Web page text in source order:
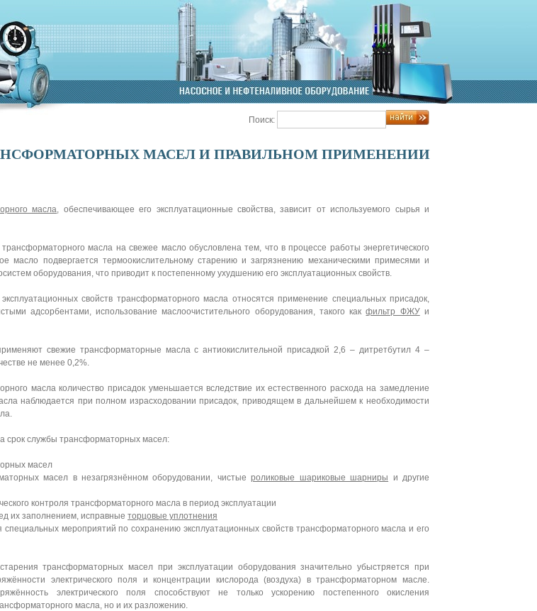
Поиск:
МАСЕЛ И ПРАВИЛЬНОМ ПРИМЕНЕНИИ
масла, обеспечивающее его эксплуатационные свойства, зависит от используемого сырья и
масла на свежее масло обусловлена тем, что в процессе работы энергетического
масло подвергается термоокислительному старению и загрязнению механическими примесями и
оборудования, что приводит к постепенному ухудшению его эксплуатационных свойств.
свойств трансформаторного масла относятся применение специальных присадок,
адсорбентами, использование маслоочистительного оборудования, такого какфильтр ФЖУи
свежие трансформаторные масла с антиокислительной присадкой 2,6 – дитретбутил 4 –
не менее 0,2%.
масла количество присадок уменьшается вследствие их естественного расхода на замедление
наблюдается при полном израсходовании присадок, приводящем в дальнейшем к необходимости
службы трансформаторных масел:
масел
масел в незагрязнённом оборудовании, чистыероликовые шариковые шарниры и другие
контроля трансформаторного масла в период эксплуатации
их заполнением, исправные торцовые уплотнения
мероприятий по сохранению эксплуатационных свойств трансформаторного масла и его
трансформаторных масел при эксплуатации оборудования значительно убыстряется при
электрического поля и концентрации кислорода (воздуха) в трансформаторном масле.
электрического поля способствуют не только ускорению постепенного окисления
масла, но и их разложению.